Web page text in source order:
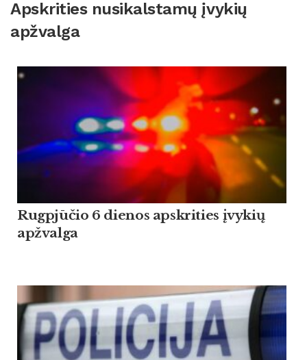
Apskrities nusikalstamų įvykių
apžvalga
Rugpjūčio 6 dienos apskrities įvykių
apžvalga